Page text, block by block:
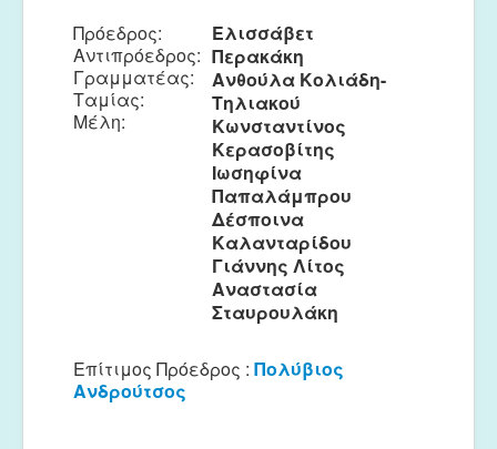
Μουσικές Ομάδες
Ευτέρπη
Musapps
Πρόεδρος:
Αντιπρόεδρος:
Γραμματέας:
Ταμίας:
Μέλη:
Ελισσάβετ
Περακάκη
Ανθούλα Κολιάδη-
Τηλιακού
Κωνσταντίνος
Κερασοβίτης
Ιωσηφίνα
Παπαλάμπρου
Δέσποινα
Καλανταρίδου
Γιάννης Λίτος
Αναστασία
Σταυρουλάκη
Επίτιμος Πρόεδρος : Πολύβιος
Ανδρούτσος